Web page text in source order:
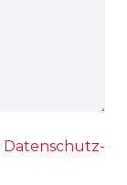
Daten­schutz­